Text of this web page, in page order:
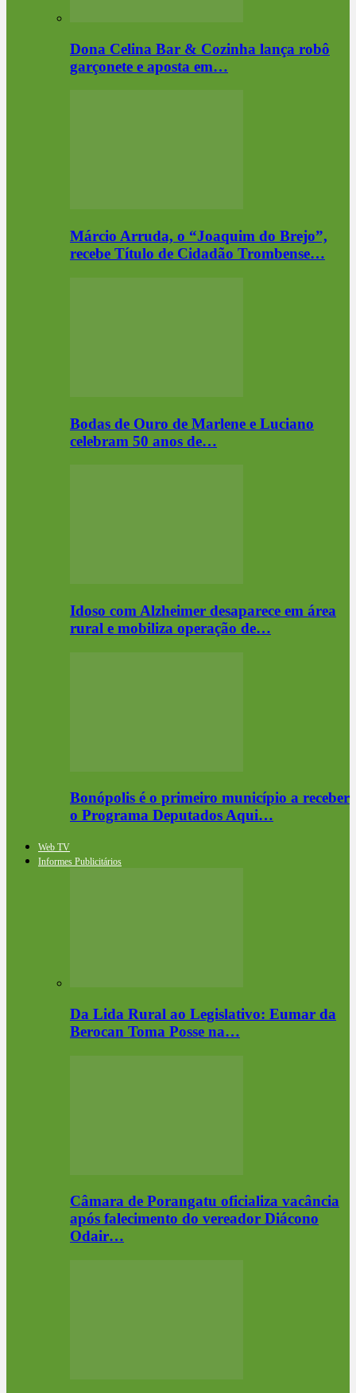
Dona Celina Bar & Cozinha lança robô
garçonete e aposta em…
Márcio Arruda, o “Joaquim do Brejo”,
recebe Título de Cidadão Trombense…
Bodas de Ouro de Marlene e Luciano
celebram 50 anos de…
Idoso com Alzheimer desaparece em área
rural e mobiliza operação de…
Bonópolis é o primeiro município a receber
o Programa Deputados Aqui…
Web TV
Informes Publicitários
Da Lida Rural ao Legislativo: Eumar da
Berocan Toma Posse na…
Câmara de Porangatu oficializa vacância
após falecimento do vereador Diácono
Odair…